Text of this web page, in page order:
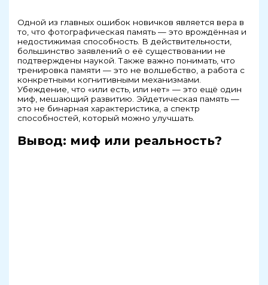
Одной из главных ошибок новичков является вера в
то, что фотографическая память — это врождённая и
недостижимая способность. В действительности,
большинство заявлений о её существовании не
подтверждены наукой. Также важно понимать, что
тренировка памяти — это не волшебство, а работа с
конкретными когнитивными механизмами.
Убеждение, что «или есть, или нет» — это ещё один
миф, мешающий развитию. Эйдетическая память —
это не бинарная характеристика, а спектр
способностей, который можно улучшать.
Вывод: миф или реальность?